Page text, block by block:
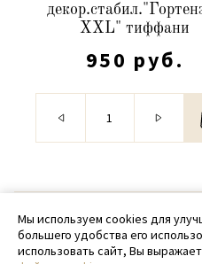
XXL" тиффани
950 руб.
© 2020 -
+ 7 (918)
Мы используем cookies для
большего удобства его
использовать сайт, Вы